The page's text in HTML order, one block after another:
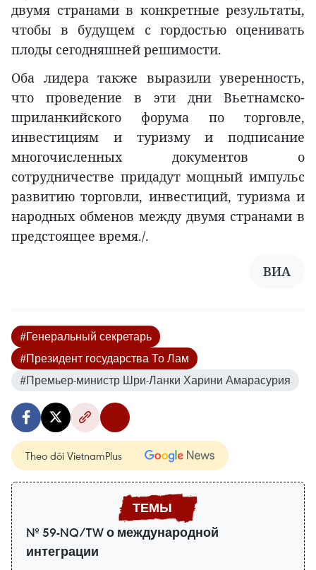
двумя странами в конкретные результаты,
чтобы в будущем с гордостью оценивать
плоды сегодняшней решимости.
Оба лидера также выразили уверенность,
что проведение в эти дни Вьетнамско-
шриланкийского форума по торговле,
инвестициям и туризму и подписание
многочисленных документов о
сотрудничестве придадут мощный импульс
развитию торговли, инвестиций, туризма и
народных обменов между двумя странами в
предстоящее время./.
ВИА
#Генеральный секретарь
#Президент государства То Лам
#Премьер-министр Шри-Ланки Харини Амарасурия
Theo dõi VietnamPlus
№ 59-NQ/TW о международной
интеграции